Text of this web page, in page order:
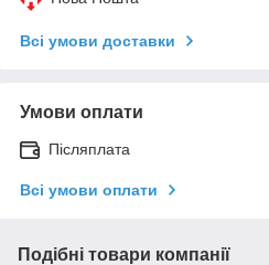
Всі умови доставки
Умови оплати
Післяплата
Всі умови оплати
Подібні товари компанії